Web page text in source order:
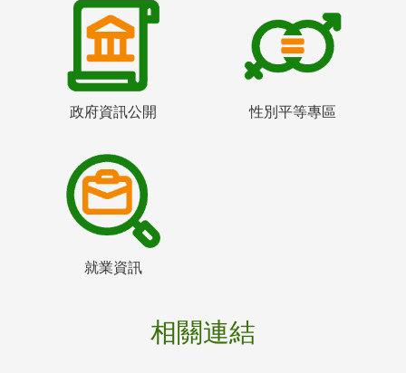
政府資訊公開 性別平等專區
就業資訊
相關連結